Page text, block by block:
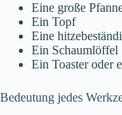
Eine große
Ein Topf
Eine
Ein Schaumlöffel
Ein Toaster oder
Bedeutung jedes